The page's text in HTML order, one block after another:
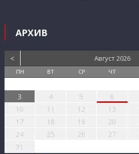
АРХИВ
< Август 2026
ПН ВТ СР ЧТ
3
4 5 6
10
11 12 13
17
18 19 20
24
25 26 27
31